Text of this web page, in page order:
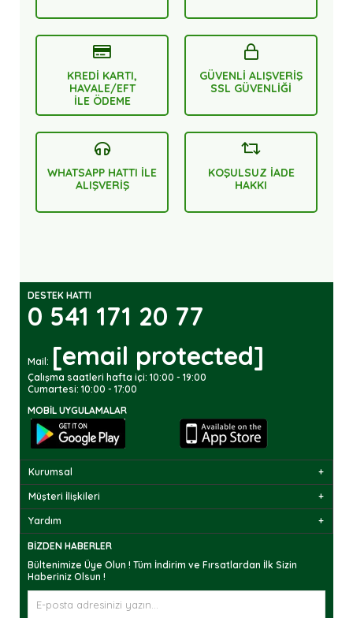
KREDİ KARTI,
HAVALE/EFT
İLE ÖDEME
GÜVENLİ ALIŞVERİŞ
SSL GÜVENLİĞİ
WHATSAPP HATTI İLE
ALIŞVERİŞ
KOŞULSUZ İADE
HAKKI
DESTEK HATTI
0 541 171 20 77
Mail: [email protected]
Çalışma saatleri hafta içi: 10:00 - 19:00
Cumartesi: 10:00 - 17:00
MOBIL UYGULAMALAR
Kurumsal
Müşteri İlişkileri
Yardım
BIZDEN HABERLER
Bültenimize Üye Olun ! Tüm İndirim ve Fırsatlardan İlk Sizin
Haberiniz Olsun !